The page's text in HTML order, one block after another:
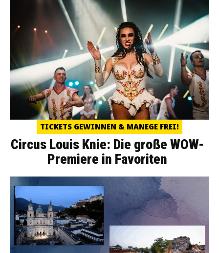
TICKETS GEWINNEN & MANEGE FREI!
Circus Louis Knie: Die große WOW-
Premiere in Favoriten